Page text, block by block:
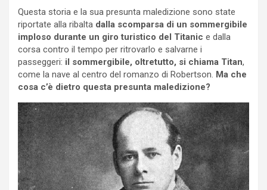
Questa storia e la sua presunta maledizione sono state
riportate alla ribalta dalla scomparsa di un sommergibile
imploso durante un giro turistico del Titanic e dalla
corsa contro il tempo per ritrovarlo e salvarne i
passeggeri: il sommergibile, oltretutto, si chiama Titan,
come la nave al centro del romanzo di Robertson. Ma che
cosa c’è dietro questa presunta maledizione?